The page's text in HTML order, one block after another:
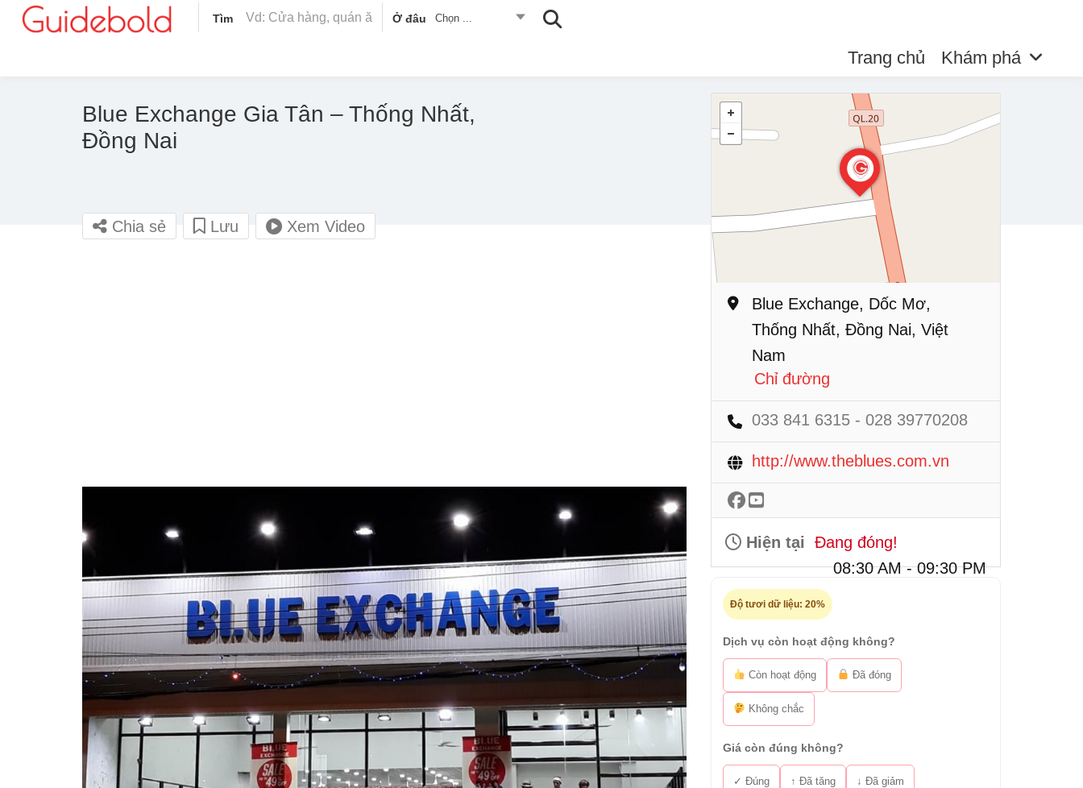
Tìm Ở đâu Chọn ...
Trang chủ Khám phá
Blue Exchange Gia Tân – Thống Nhất,
Đồng Nai
Chia sẻ Lưu Xem Video
Blue Exchange, Dốc Mơ,
Thống Nhất, Đồng Nai, Việt
Nam
Chỉ đường
033 841 6315 - 028 39770208
http://www.theblues.com.vn
Hiện tại
Đang đóng!
08:30 AM - 09:30 PM
Độ tươi dữ liệu: 20%
Dịch vụ còn hoạt động không?
Còn hoạt động Đã đóng
Không chắc
Giá còn đúng không?
✓ Đúng ↑ Đã tăng ↓ Đã giảm